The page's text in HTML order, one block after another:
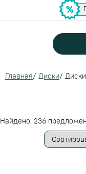
Главная/ Диски/ Диски
Найдено: 236